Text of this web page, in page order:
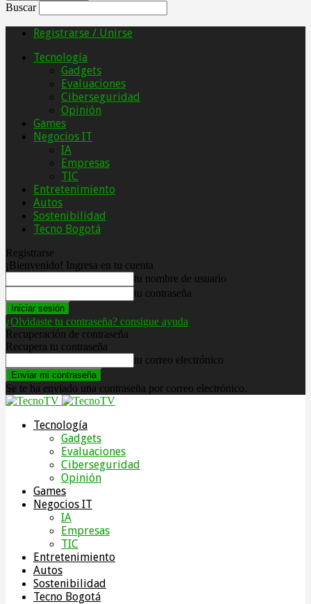
Buscar
Registrarse / Unirse
Tecnología
Gadgets
Evaluaciones
Ciberseguridad
Opinión
Games
Negocios IT
IA
Empresas
TIC
Entretenimiento
Autos
Sostenibilidad
Tecno Bogotá
Registrarse
¡Bienvenido! Ingresa en tu cuenta
tu nombre de usuario
tu contraseña
¿Olvidaste tu contraseña? consigue ayuda
Recuperación de contraseña
Recupera tu contraseña
tu correo electrónico
Se te ha enviado una contraseña por correo electrónico.
Tecnología
Gadgets
Evaluaciones
Ciberseguridad
Opinión
Games
Negocios IT
IA
Empresas
TIC
Entretenimiento
Autos
Sostenibilidad
Tecno Bogotá